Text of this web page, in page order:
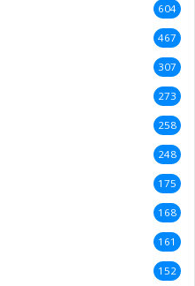
604
467
307
273
258
248
175
168
161
152